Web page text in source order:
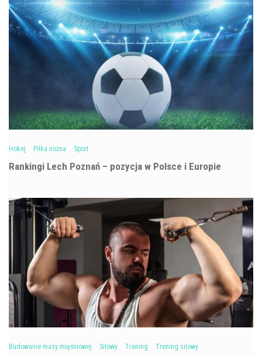
Hokej Piłka nożna Sport
Rankingi Lech Poznań – pozycja w Polsce i Europie
Budowanie masy mięśniowej Siłowy Trening Trening siłowy